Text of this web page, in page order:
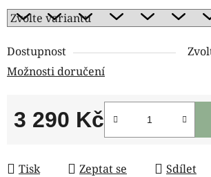
Dostupnost
Možnosti doručení
3 290 Kč
Tisk Zeptat se Sdílet